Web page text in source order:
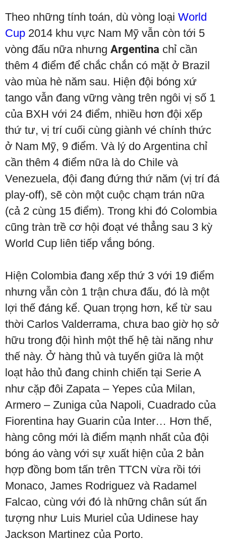
Theo những tính toán, dù vòng loại World
Cup 2014 khu vực Nam Mỹ vẫn còn tới 5
vòng đấu nữa nhưng Argentina chỉ cần
thêm 4 điểm để chắc chắn có mặt ở Brazil
vào mùa hè năm sau. Hiện đội bóng xứ
tango vẫn đang vững vàng trên ngôi vị số 1
của BXH với 24 điểm, nhiều hơn đội xếp
thứ tư, vị trí cuối cùng giành vé chính thức
ở Nam Mỹ, 9 điểm. Và lý do Argentina chỉ
cần thêm 4 điểm nữa là do Chile và
Venezuela, đội đang đứng thứ năm (vị trí đá
play-off), sẽ còn một cuộc chạm trán nữa
(cả 2 cùng 15 điểm). Trong khi đó Colombia
cũng tràn trề cơ hội đoạt vé thẳng sau 3 kỳ
World Cup liên tiếp vắng bóng.
Hiện Colombia đang xếp thứ 3 với 19 điểm
nhưng vẫn còn 1 trận chưa đấu, đó là một
lợi thế đáng kể. Quan trọng hơn, kể từ sau
thời Carlos Valderrama, chưa bao giờ họ sở
hữu trong đội hình một thế hệ tài năng như
thế này. Ở hàng thủ và tuyến giữa là một
loạt hảo thủ đang chinh chiến tại Serie A
như cặp đôi Zapata – Yepes của Milan,
Armero – Zuniga của Napoli, Cuadrado của
Fiorentina hay Guarin của Inter… Hơn thế,
hàng công mới là điểm mạnh nhất của đội
bóng áo vàng với sự xuất hiện của 2 bản
hợp đồng bom tấn trên TTCN vừa rồi tới
Monaco, James Rodriguez và Radamel
Falcao, cùng với đó là những chân sút ấn
tượng như Luis Muriel của Udinese hay
Jackson Martinez của Porto.